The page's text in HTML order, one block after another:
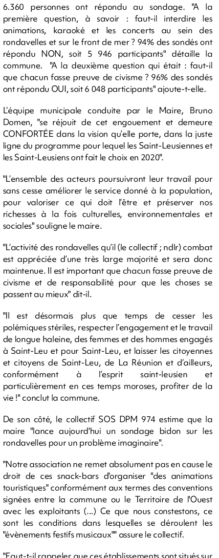
6.360 personnes ont répondu au sondage. "A la
première question, à savoir : faut-il interdire les
animations, karaoké et les concerts au sein des
rondavelles et sur le front de mer ? 94% des sondés ont
répondu NON, soit 5 946 participants" détaille la
commune. "A la deuxième question qui était : faut-il
que chacun fasse preuve de civisme ? 96% des sondés
ont répondu OUI, soit 6 048 participants" ajoute-t-elle.
L’équipe municipale conduite par le Maire, Bruno
Domen, "se réjouit de cet engouement et demeure
CONFORTÉE dans la vision qu’elle porte, dans la juste
ligne du programme pour lequel les Saint-Leusiennes et
les Saint-Leusiens ont fait le choix en 2020".
"L’ensemble des acteurs poursuivront leur travail pour
sans cesse améliorer le service donné à la population,
pour valoriser ce qui doit l’être et préserver nos
richesses à la fois culturelles, environnementales et
sociales" souligne le maire.
"L’activité des rondavelles qu’il (le collectif ; ndlr) combat
est appréciée d’une très large majorité et sera donc
maintenue. Il est important que chacun fasse preuve de
civisme et de responsabilité pour que les choses se
passent au mieux" dit-il.
"Il est désormais plus que temps de cesser les
polémiques stériles, respecter l’engagement et le travail
de longue haleine, des femmes et des hommes engagés
à Saint-Leu et pour Saint-Leu, et laisser les citoyennes
et citoyens de Saint-Leu, de La Réunion et d’ailleurs,
conformément à l’esprit saint-leusien et
particulièrement en ces temps moroses, profiter de la
vie !" conclut la commune.
De son côté, le collectif SOS DPM 974 estime que la
maire "lance aujourd'hui un sondage bidon sur les
rondavelles pour un problème imaginaire".
"Notre association ne remet absolument pas en cause le
droit de ces snack-bars d'organiser "des animations
touristiques" conformément aux termes des conventions
signées entre la commune ou le Territoire de l'Ouest
avec les exploitants (...) Ce que nous constestons, ce
sont les conditions dans lesquelles se déroulent les
"évènements festifs musicaux"" assure le collectif.
"Faut-t-il rappeler que ces établissements sont situés sur